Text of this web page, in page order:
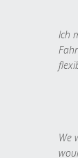
Ich
We